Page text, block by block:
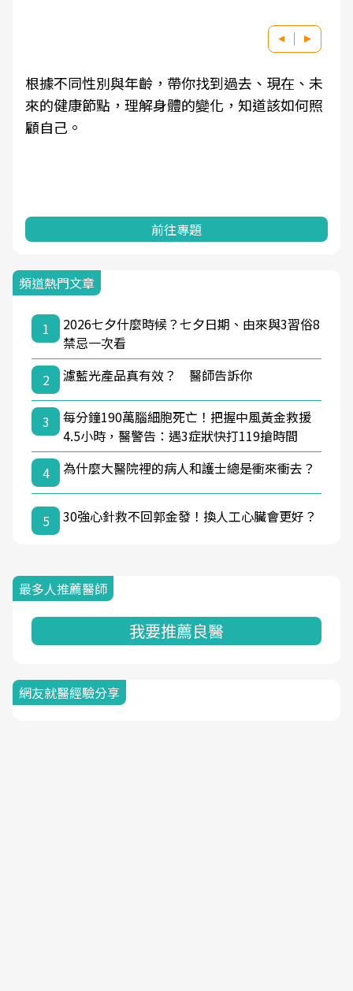
根據不同性別與年齡，帶你找到過去、現在、未
來的健康節點，理解身體的變化，知道該如何照
顧自己。
前往專題
頻道熱門文章
1
2026七夕什麼時候？七夕日期、由來與3習俗8
禁忌一次看
2
濾藍光產品真有效？ 醫師告訴你
3
每分鐘190萬腦細胞死亡！把握中風黃金救援
4.5小時，醫警告：遇3症狀快打119搶時間
4
為什麼大醫院裡的病人和護士總是衝來衝去？
5 30強心針救不回郭金發！換人工心臟會更好？
最多人推薦醫師
我要推薦良醫
網友就醫經驗分享